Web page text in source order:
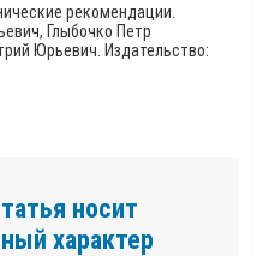
рекомендации.
Глыбочко Петр
Юрьевич. Издательство:
носит
характер